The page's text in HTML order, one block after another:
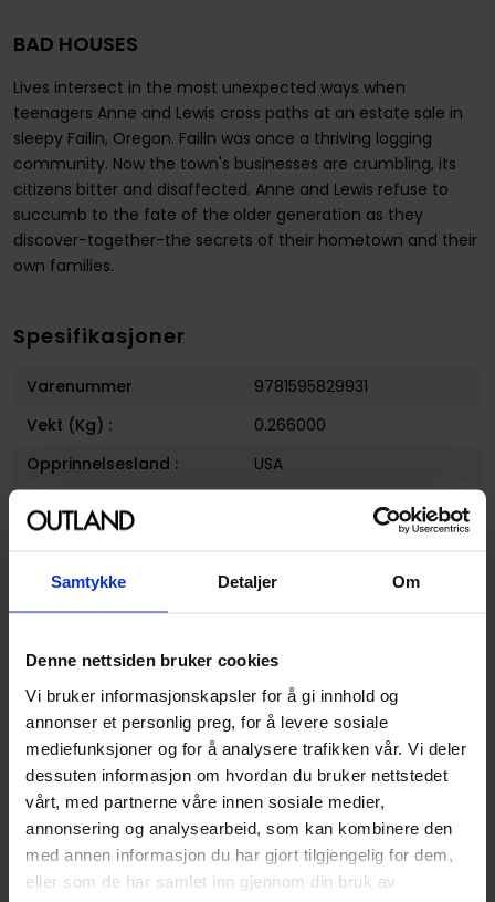
Samtykke Detaljer Om
Denne nettsiden bruker cookies
Vi bruker informasjonskapsler for å gi innhold og
annonser et personlig preg, for å levere sosiale
mediefunksjoner og for å analysere trafikken vår. Vi deler
dessuten informasjon om hvordan du bruker nettstedet
vårt, med partnerne våre innen sosiale medier,
annonsering og analysearbeid, som kan kombinere den
med annen informasjon du har gjort tilgjengelig for dem,
eller som de har samlet inn gjennom din bruk av
BAD HOUSES
Lives intersect in the most unexpected ways when
teenagers Anne and Lewis cross paths at an estate sale in
sleepy Failin, Oregon. Failin was once a thriving logging
community. Now the town's businesses are crumbling, its
citizens bitter and disaffected. Anne and Lewis refuse to
succumb to the fate of the older generation as they
discover-together-the secrets of their hometown and their
own families.
Spesifikasjoner
Varenummer
9781595829931
Vekt (Kg) :
0.266000
Opprinnelsesland :
USA
Forfatter
Dark Horse
Sara Ryan
Sjanger
Carla Speed McNeil
Antall Sider
152
Publisher
Dark Horse Comics
Lanseringsdato
(dd.mm.yyyy)
29.10.2013
Aldersgruppe
Voksen